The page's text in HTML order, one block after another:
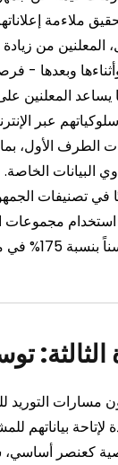
ملاءمة
المعلنين من
وبعدها -
يساعد المعلنين
عبر
البيانات الخاصة.
في تصنيفات
مسارات
بياناتهم
كعنصر أساسي،